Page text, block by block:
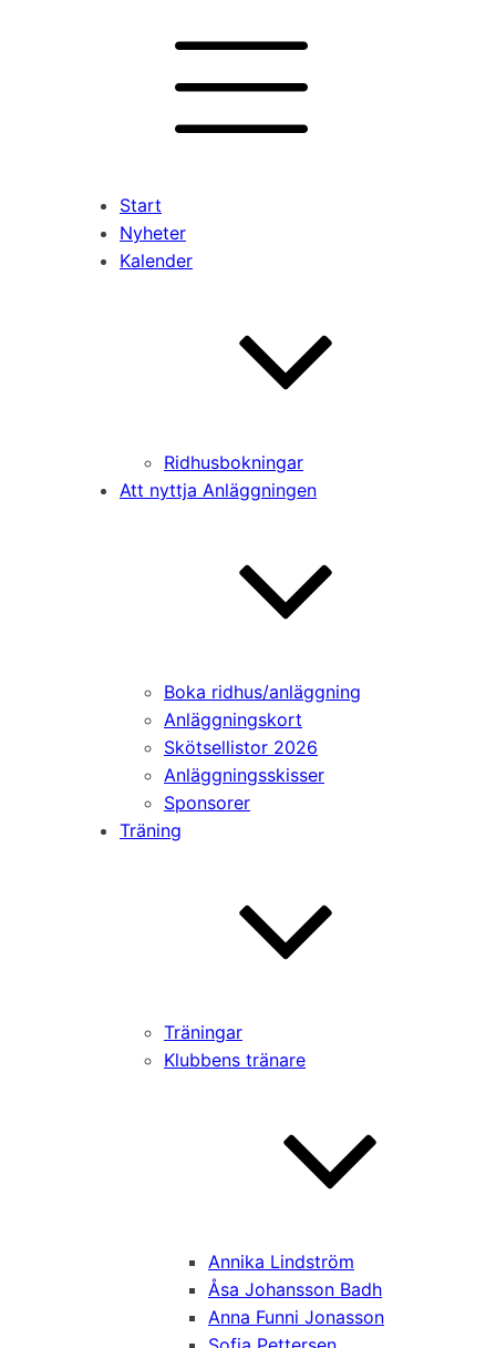
Start
Nyheter
Kalender
Ridhusbokningar
Att nyttja Anläggningen
Boka ridhus/anläggning
Anläggningskort
Skötsellistor 2026
Anläggningsskisser
Sponsorer
Träning
Träningar
Klubbens tränare
Annika Lindström
Åsa Johansson Badh
Anna Funni Jonasson